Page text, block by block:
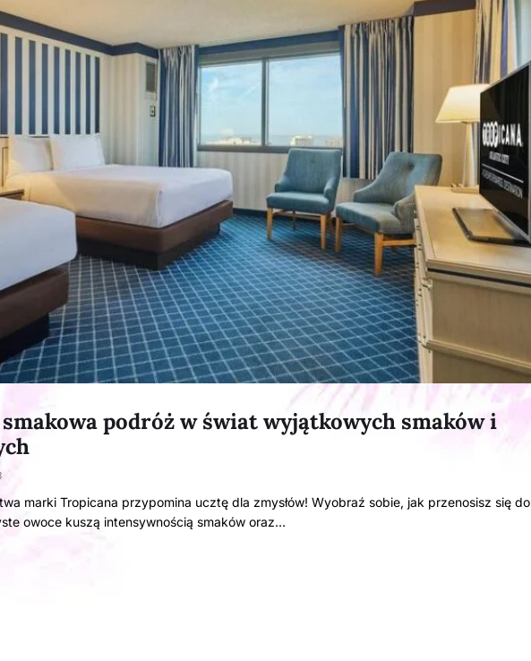
podróż w świat wyjątkowych smaków i
marki Tropicana przypomina ucztę dla zmysłów! Wyobraź sobie, jak przenosisz się do
owoce kuszą intensywnością smaków oraz…